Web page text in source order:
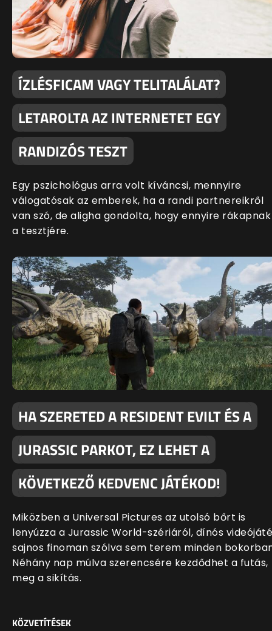
ÍZLÉSFICAM VAGY TELITALÁLAT?
LETAROLTA AZ INTERNETET EGY
RANDIZÓS TESZT
Egy pszichológus arra volt kíváncsi, mennyire
válogatósak az emberek, ha a randi partnereikről
van szó, de aligha gondolta, hogy ennyire rákapnak
a tesztjére.
HA SZERETED A RESIDENT EVILT ÉS A
JURASSIC PARKOT, EZ LEHET A
KÖVETKEZŐ KEDVENC JÁTÉKOD!
Miközben a Universal Pictures az utolsó bőrt is
lenyúzza a Jurassic World-szériáról, dínós
sajnos finoman szólva sem terem minden
Néhány nap múlva szerencsére kezdődhet a futás,
meg a sikítás.
KÖZVETÍTÉSEK